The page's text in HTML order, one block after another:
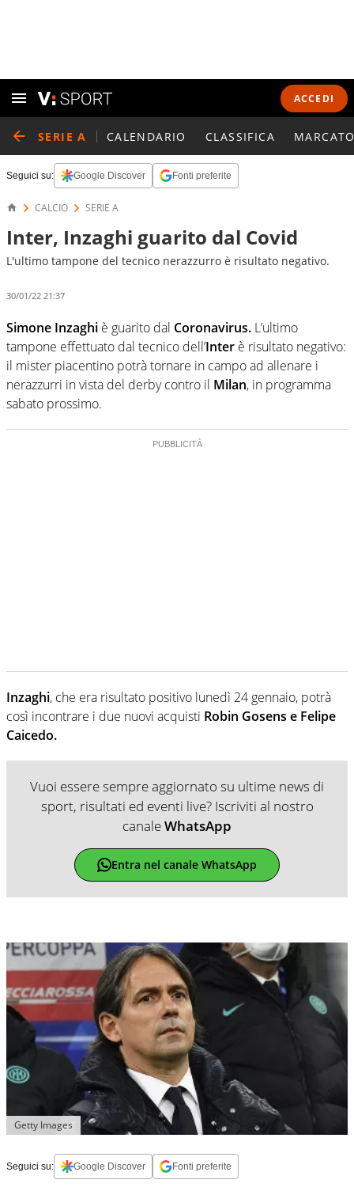
ACCEDI
SERIE A CALENDARIO CLASSIFICA
Seguici su: Google Discover Fonti preferite
CALCIO SERIE A
Inter, Inzaghi guarito dal Covid
L'ultimo tampone del tecnico nerazzurro è risultato negativo.
30/01/22 21:37
Simone Inzaghi è guarito dal Coronavirus. L’ultimo
tampone effettuato dal tecnico dell’Inter è risultato negativo:
il mister piacentino potrà tornare in campo ad allenare i
nerazzurri in vista del derby contro il Milan, in programma
sabato prossimo.
Inzaghi, che era risultato positivo lunedì 24 gennaio, potrà
così incontrare i due nuovi acquisti Robin Gosens e Felipe
Caicedo.
Vuoi essere sempre aggiornato su ultime news di
sport, risultati ed eventi live? Iscriviti al nostro
canaleWhatsApp
Entra nel canale WhatsApp
Getty Images
Seguici su: Google Discover Fonti preferite